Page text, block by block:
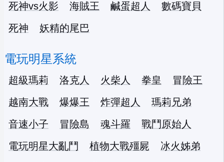
死神vs火影
海賊王 鹹蛋超人
數碼寶貝
死神
妖精的尾巴
電玩明星系統
超級瑪莉 洛克人 火柴人 拳皇
冒險王
越南大戰
爆爆王 炸彈超人
瑪莉兄弟
音速小子
冒險島 魂斗羅
戰鬥原始人
電玩明星大亂鬥
植物大戰殭屍
冰火姊弟